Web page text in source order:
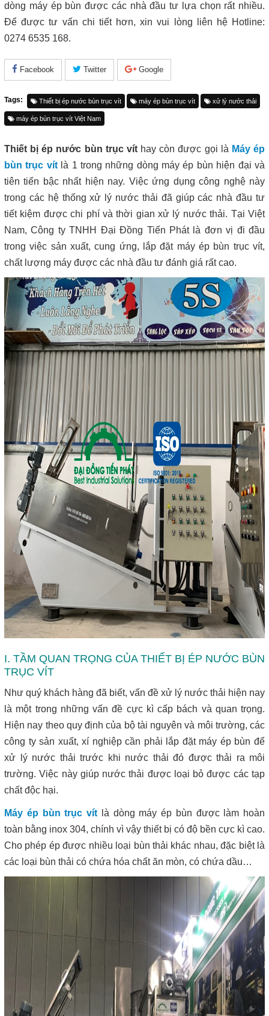
dòng máy ép bùn được các nhà đầu tư lựa chọn rất nhiều.
Để được tư vấn chi tiết hơn, xin vui lòng liên hệ Hotline:
0274 6535 168.
Facebook Twitter Google
Tags: Thiết bị ép nước bùn trục vít máy ép bùn trục vít xử lý nước thải
máy ép bùn trục vít Việt Nam
Thiết bị ép nước bùn trục víthay còn được gọi là Máy ép
bùn trục vít là 1 trong những dòng máy ép bùn hiện đại và
tiên tiến bậc nhất hiện nay. Việc ứng dụng công nghệ này
trong các hệ thống xử lý nước thải đã giúp các nhà đầu tư
tiết kiệm được chi phí và thời gian xử lý nước thải. Tại Việt
Nam, Công ty TNHH Đại Đồng Tiến Phát là đơn vị đi đầu
trong việc sản xuất, cung ứng, lắp đặt máy ép bùn trục vít,
chất lượng máy được các nhà đầu tư đánh giá rất cao.
I. TẦM QUAN TRỌNG CỦA THIẾT BỊ ÉP NƯỚC BÙN
TRỤC VÍT
Như quý khách hàng đã biết, vấn đề xử lý nước thải hiện nay
là một trong những vấn đề cực kì cấp bách và quan trọng.
Hiện nay theo quy định của bộ tài nguyên và môi trường, các
công ty sản xuất, xí nghiệp cần phải lắp đặt máy ép bùn để
xử lý nước thải trước khi nước thải đó được thải ra môi
trường. Việc này giúp nước thải được loại bỏ được các tạp
chất độc hại.
Máy ép bùn trục vít
là dòng máy ép bùn được làm hoàn
toàn bằng inox 304, chính vì vậy thiết bị có độ bền cực kì cao.
Cho phép ép được nhiều loại bùn thải khác nhau, đặc biệt là
các loại bùn thải có chứa hóa chất ăn mòn, có chứa dầu…